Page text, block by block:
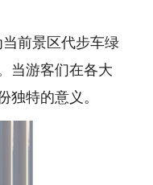
前景区代步车绿
当游客们在各大
独特的意义。